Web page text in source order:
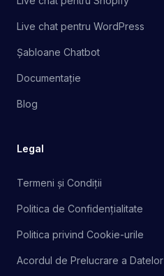
Live chat pentru WordPress
Șabloane Chatbot
Documentație
Blog
Legal
Termeni și Condiții
Politica de Confidențialitate
Politica privind Cookie-urile
Acordul de Prelucrare a Datelor